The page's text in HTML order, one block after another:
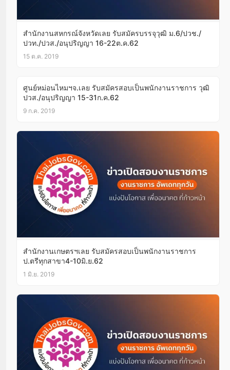
สำนักงานสหกรณ์จังหวัดเลย รับสมัครบรรจุวุฒิ ม.6/ปวช./
ปวท./ปวส./อนุปริญญา 16-22ต.ค.62
15 ต.ค. 2019
ศูนย์หม่อนไหมฯจ.เลย รับสมัครสอบเป็นพนักงานราชการ วุฒิ
ปวส./อนุปริญญา 15-31ก.ค.62
9 ก.ค. 2019
สำนักงานเกษตรฯเลย รับสมัครสอบเป็นพนักงานราชการ
ป.ตรีทุกสาขา4-10มิ.ย.62
1 มิ.ย. 2019